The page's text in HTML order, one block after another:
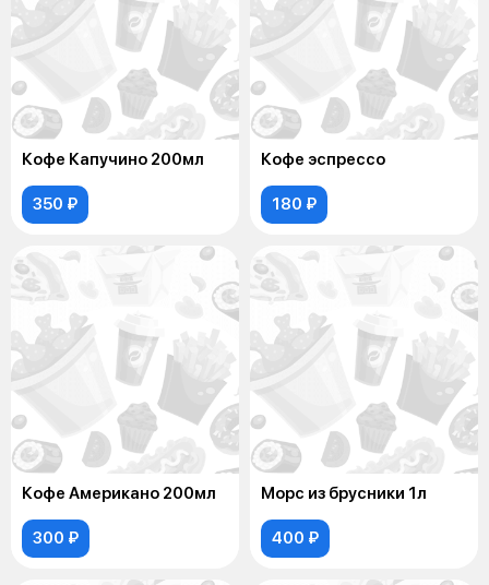
Кофе Капучино 200мл
350 ₽
Кофе эспрессо
180 ₽
Кофе Американо 200мл
300 ₽
Морс из брусники 1л
400 ₽